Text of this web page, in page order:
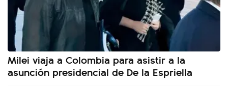
Milei viaja a Colombia para asistir a la
asunción presidencial de De la Espriella